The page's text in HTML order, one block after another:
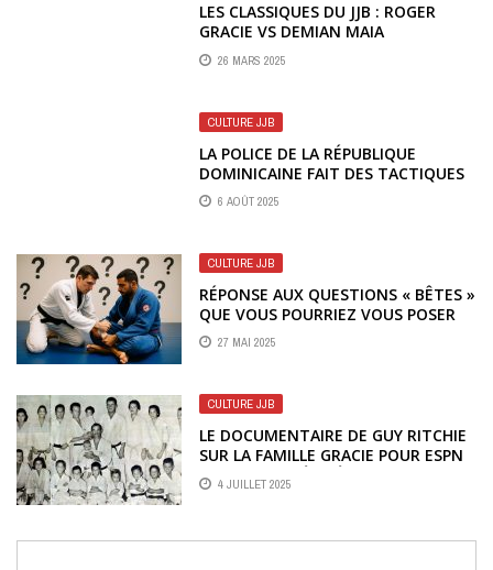
LES CLASSIQUES DU JJB : ROGER
GRACIE VS DEMIAN MAIA
26 MARS 2025
CULTURE JJB
LA POLICE DE LA RÉPUBLIQUE
DOMINICAINE FAIT DES TACTIQUES
DE SURVIE GRACIE LA NORME
NATIONALE
6 AOÛT 2025
CULTURE JJB
RÉPONSE AUX QUESTIONS « BÊTES »
QUE VOUS POURRIEZ VOUS POSER
EN TANT QUE CEINTURE BLANCHE
EN JJB
27 MAI 2025
CULTURE JJB
LE DOCUMENTAIRE DE GUY RITCHIE
SUR LA FAMILLE GRACIE POUR ESPN
PROMET LA VÉRITÉ – MAIS SELON
QUI ?
4 JUILLET 2025